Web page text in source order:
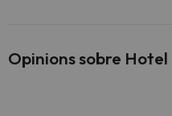
Opinions sobre